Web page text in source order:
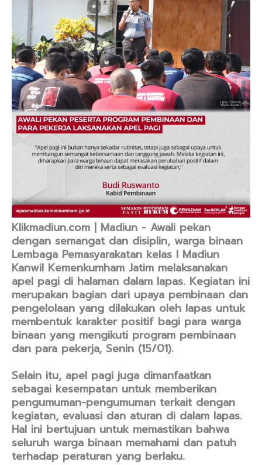
Klikmadiun.com | Madiun - Awali pekan
dengan semangat dan disiplin, warga binaan
Lembaga Pemasyarakatan kelas I Madiun
Kanwil Kemenkumham Jatim melaksanakan
apel pagi di halaman dalam lapas. Kegiatan ini
merupakan bagian dari upaya pembinaan dan
pengelolaan yang dilakukan oleh lapas untuk
membentuk karakter positif bagi para warga
binaan yang mengikuti program pembinaan
dan para pekerja, Senin (15/01).
Selain itu, apel pagi juga dimanfaatkan
sebagai kesempatan untuk memberikan
pengumuman-pengumuman terkait dengan
kegiatan, evaluasi dan aturan di dalam lapas.
Hal ini bertujuan untuk memastikan bahwa
seluruh warga binaan memahami dan patuh
terhadap peraturan yang berlaku.